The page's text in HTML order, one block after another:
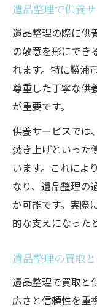
遺品整理で供養
遺品整理の際に供
の敬意を形にでき
れます。特に勝浦
尊重した丁寧な供
が重要です。
供養サービスでは
焚き上げといった
います。これによ
なり、遺品整理の
が可能です。実際
的な支えになった
遺品整理の買取
遺品整理で買取と
広さと信頼性を重